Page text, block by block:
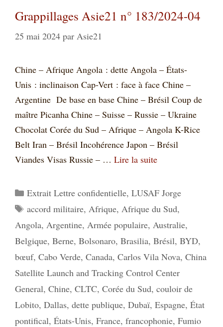
Grappillages Asie21 n° 183/2024-04
25 mai 2024 par Asie21
Chine – Afrique Angola : dette Angola – États-
Unis : inclinaison Cap-Vert : face à face Chine –
Argentine De base en base Chine – Brésil Coup de
maître Picanha Chine – Suisse – Russie – Ukraine
Chocolat Corée du Sud – Afrique – Angola K-Rice
Belt Iran – Brésil Incohérence Japon – Brésil
Viandes Visas Russie – … Lire la suite
Catégories
Extrait Lettre confidentielle, LUSAF Jorge
Étiquettes
accord militaire, Afrique, Afrique du Sud,
Angola, Argentine, Armée populaire, Australie,
Belgique, Berne, Bolsonaro, Brasilia, Brésil, BYD,
bœuf, Cabo Verde, Canada, Carlos Vila Nova, China
Satellite Launch and Tracking Control Center
General, Chine, CLTC, Corée du Sud, couloir de
Lobito, Dallas, dette publique, Dubaï, Espagne, État
pontifical, États-Unis, France, francophonie, Fumio